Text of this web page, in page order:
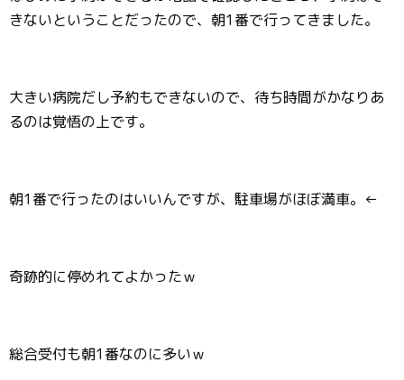
きないということだったので、朝1番で行ってきました。
大きい病院だし予約もできないので、待ち時間がかなりあ
るのは覚悟の上です。
朝1番で行ったのはいいんですが、駐車場がほぼ満車。←
奇跡的に停めれてよかったｗ
総合受付も朝1番なのに多いｗ